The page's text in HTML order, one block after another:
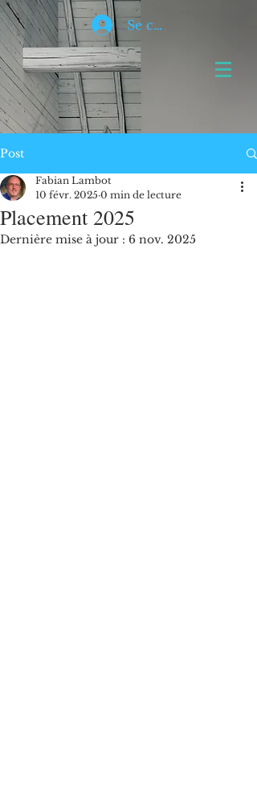
Se connecter
Post
Placement 2025
Fabian Lambot
10 févr. 2025 0 min de lecture
Dernière mise à jour : 6 nov. 2025